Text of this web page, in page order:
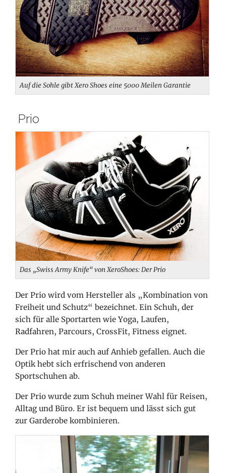
Auf die Sohle gibt Xero Shoes eine 5000 Meilen Garantie
Prio
Das „Swiss Army Knife“ von XeroShoes: Der Prio
Der Prio wird vom Hersteller als „Kombination von
Freiheit und Schutz“ bezeichnet. Ein Schuh, der
sich für alle Sportarten wie Yoga, Laufen,
Radfahren, Parcours, CrossFit, Fitness eignet.
Der Prio hat mir auch auf Anhieb gefallen. Auch die
Optik hebt sich erfrischend von anderen
Sportschuhen ab.
Der Prio wurde zum Schuh meiner Wahl für Reisen,
Alltag und Büro. Er ist bequem und lässt sich gut
zur Garderobe kombinieren.